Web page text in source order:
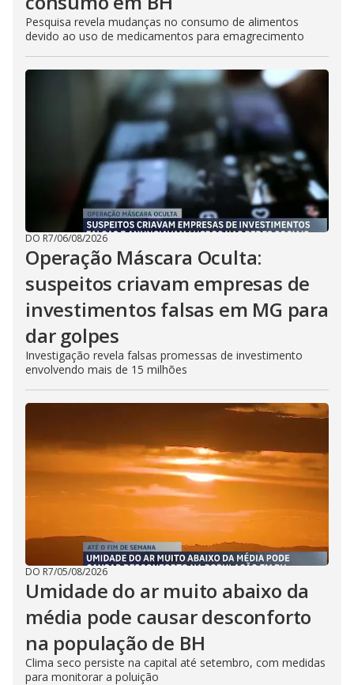
Pesquisa revela mudanças no consumo de alimentos
devido ao uso de medicamentos para emagrecimento
DO R7/06/08/2026
Operação Máscara Oculta:
suspeitos criavam empresas de
investimentos falsas em MG para
dar golpes
Investigação revela falsas promessas de investimento
envolvendo mais de 15 milhões
DO R7/05/08/2026
Umidade do ar muito abaixo da
média pode causar desconforto
na população de BH
Clima seco persiste na capital até setembro, com medidas
para monitorar a poluição